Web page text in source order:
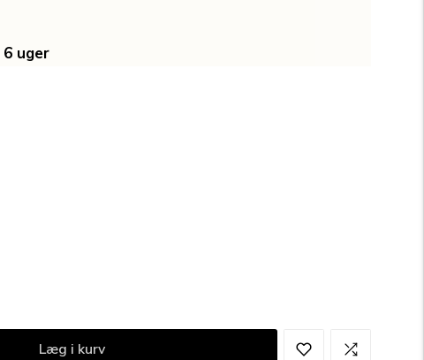
6 uger
Læg i kurv